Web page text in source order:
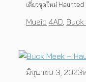
เดี่ยวชุดใหม่ Haunted
Categories
Music Tags
4AD Buck
มิถุนายน 3, 2023